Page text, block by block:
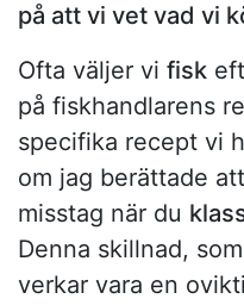
på att vi vet vad vi
Ofta väljer vi fisk
på fiskhandlarens
specifika recept vi
om jag berättade
misstag när du
Denna skillnad,
verkar vara en